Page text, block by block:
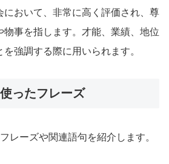
において、非常に高く評価され、尊
物事を指します。才能、業績、地位
強調する際に用いられます。
ったフレーズ
レーズや関連語句を紹介します。